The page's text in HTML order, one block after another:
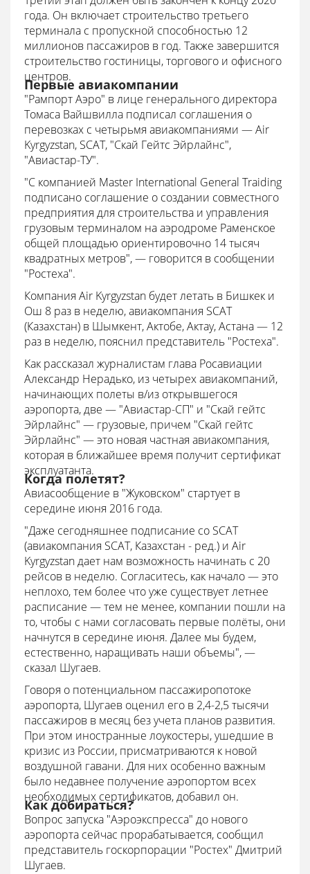
года. Он включает строительство третьего
терминала с пропускной способностью 12
миллионов пассажиров в год. Также завершится
строительство гостиницы, торгового и офисного
центров.
Первые авиакомпании
"Рампорт Аэро" в лице генерального директора
Томаса Вайшвилла подписал соглашения о
перевозках с четырьмя авиакомпаниями — Air
Kyrgyzstan, SCAT, "Скай Гейтс Эйрлайнс",
"Авиастар-ТУ".
"С компанией Master International General Traiding
подписано соглашение о создании совместного
предприятия для строительства и управления
грузовым терминалом на аэродроме Раменское
общей площадью ориентировочно 14 тысяч
квадратных метров", — говорится в сообщении
"Ростеха".
Компания Air Kyrgyzstan будет летать в Бишкек и
Ош 8 раз в неделю, авиакомпания SCAT
(Казахстан) в Шымкент, Актобе, Актау, Астана — 12
раз в неделю, пояснил представитель "Ростеха".
Как рассказал журналистам глава Росавиации
Александр Нерадько, из четырех авиакомпаний,
начинающих полеты в/из открывшегося
аэропорта, две — "Авиастар-СП" и "Скай гейтс
Эйрлайнс" — грузовые, причем "Скай гейтс
Эйрлайнс" — это новая частная авиакомпания,
которая в ближайшее время получит сертификат
эксплуатанта.
Когда полетят?
Авиасообщение в "Жуковском" стартует в
середине июня 2016 года.
"Даже сегодняшнее подписание со SCAT
(авиакомпания SCAT, Казахстан - ред.) и Air
Kyrgyzstan дает нам возможность начинать с 20
рейсов в неделю. Согласитесь, как начало — это
неплохо, тем более что уже существует летнее
расписание — тем не менее, компании пошли на
то, чтобы с нами согласовать первые полёты, они
начнутся в середине июня. Далее мы будем,
естественно, наращивать наши объемы", —
сказал Шугаев.
Говоря о потенциальном пассажиропотоке
аэропорта, Шугаев оценил его в 2,4-2,5 тысячи
пассажиров в месяц без учета планов развития.
При этом иностранные лоукостеры, ушедшие в
кризис из России, присматриваются к новой
воздушной гавани. Для них особенно важным
было недавнее получение аэропортом всех
необходимых сертификатов, добавил он.
Как добираться?
Вопрос запуска "Аэроэкспресса" до нового
аэропорта сейчас прорабатывается, сообщил
представитель госкорпорации "Ростех" Дмитрий
Шугаев.